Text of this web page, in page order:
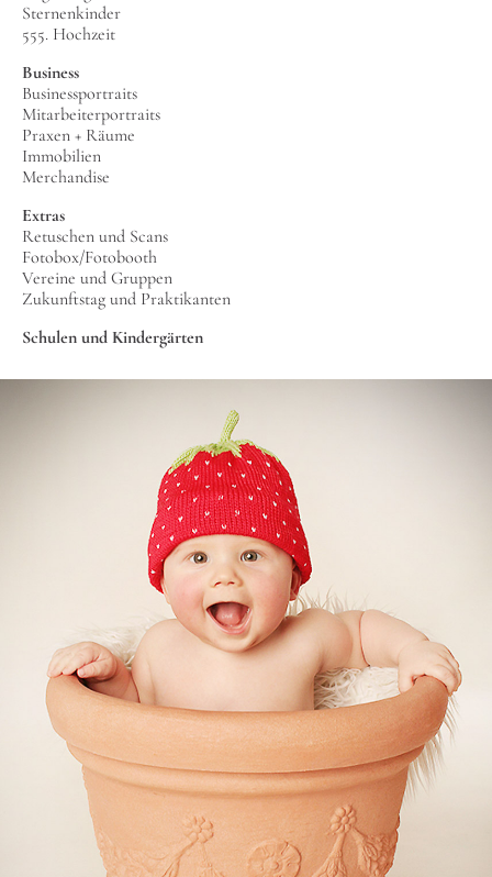
Sternenkinder
555. Hochzeit
Business
Businessportraits
Mitarbeiterportraits
Praxen + Räume
Immobilien
Merchandise
Extras
Retuschen und Scans
Fotobox/Fotobooth
Vereine und Gruppen
Zukunftstag und Praktikanten
Schulen und Kindergärten